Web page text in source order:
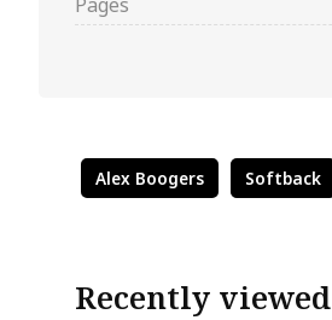
Alex Boogers Softback
Recently viewed